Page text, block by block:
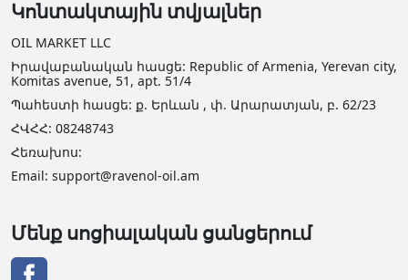
Կոնտակտային տվյալներ
OIL MARKET LLC
Իրավաբանական հասցե: Republic of Armenia, Yerevan city,
Komitas avenue, 51, apt. 51/4
Պահեստի հասցե: ք. Երևան , փ. Արարատյան, բ. 62/23
ՀՎՀՀ: 08248743
Հեռախոս:
Email: support@ravenol-oil.am
Մենք սոցիալական ցանցերում